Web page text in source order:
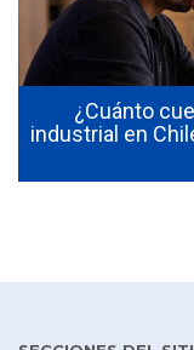
¿Cuánto
industrial en